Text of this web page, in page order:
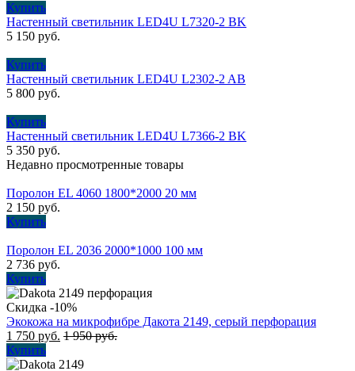
Купить
Настенный светильник LED4U L7320-2 BK
5 150 руб.
Купить
Настенный светильник LED4U L2302-2 AB
5 800 руб.
Купить
Настенный светильник LED4U L7366-2 BK
5 350 руб.
Недавно просмотренные товары
Поролон EL 4060 1800*2000 20 мм
2 150 руб.
Купить
Поролон EL 2036 2000*1000 100 мм
2 736 руб.
Купить
Скидка -10%
Экокожа на микрофибре Дакота 2149, серый перфорация
1 750 руб. 1 950руб.
Купить